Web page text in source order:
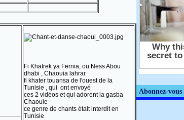
Fi Khatrek ya Fernia, ou Ness Abou
dhabi , Chaouia lahrar
fi khater touansa de l'ouest de la
Tunisie , qui ont envoyé
ces 2 vidéos et qui adorent la gasba
Chaouie
ce genre de chants était interdit en
Tunisie